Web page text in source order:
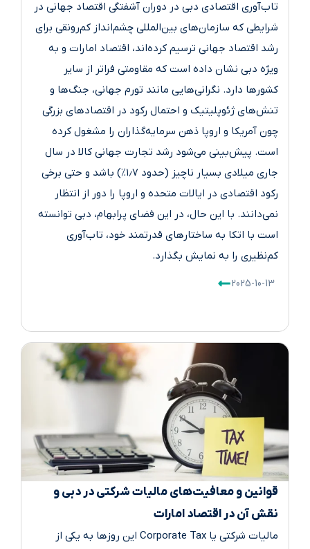
تاب‌آوری اقتصادی دبی در دوران آشفتگی اقتصاد جهانی در
شرایطی که سازمان‌های بین‌المللی چشم‌انداز کم‌رونقی برای
رشد اقتصاد جهانی ترسیم کرده‌اند، اقتصاد امارات و به
ویژه دبی نشان داده است که مقاومتی فراتر از سایر
کشورها دارد. نگرانی‌هایی مانند تورم جهانی، جنگ‌ها و
تنش‌های ژئوپلیتیک و احتمال رکود در اقتصادهای بزرگی
چون آمریکا و اروپا ذهن سرمایه‌گذاران را مشغول کرده
است. پیش‌بینی می‌شود رشد تجارت جهانی کالا در سال
جاری میلادی بسیار ناچیز (حدود ۱٫۷٪) باشد و حتی برخی
رکود اقتصادی در ایالات متحده و اروپا را دور از انتظار
نمی‌دانند. با این حال، در این فضای پرابهام، دبی توانسته
است با اتکا به ساختارهای قدرتمند خود، تاب‌آوری
کم‌نظیری را به نمایش بگذارد.
2025-10-13
قوانین و معافیت‌های مالیات شرکتی در دبی و
نقش آن در اقتصاد امارات
مالیات شرکتی یا Corporate Tax این روزها به یکی از